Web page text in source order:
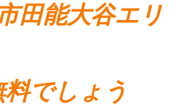
田能大谷エリ
でしょう